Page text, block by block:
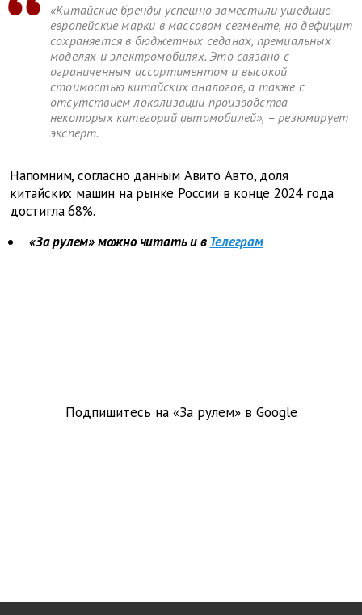
«Китайские бренды успешно заместили ушедшие
европейские марки в массовом сегменте, но дефицит
сохраняется в бюджетных седанах, премиальных
моделях и электромобилях. Это связано с
ограниченным ассортиментом и высокой
стоимостью китайских аналогов, а также с
отсутствием локализации производства
некоторых категорий автомобилей», – резюмирует
эксперт.
Напомним, согласно данным Авито Авто, доля
китайских машин на рынке России в конце 2024 года
достигла 68%.
«За рулем» можно читать и вТелеграм
Подпишитесь на «За рулем» в Google